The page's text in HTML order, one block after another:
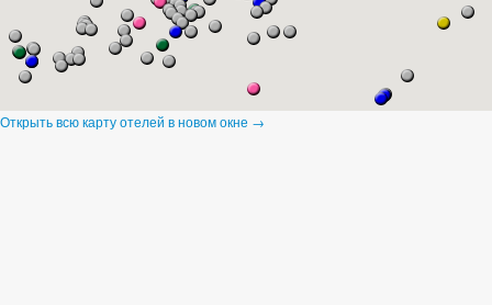
Открыть всю карту отелей в новом окне →